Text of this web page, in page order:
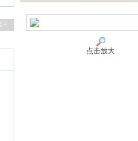
+
点击放大